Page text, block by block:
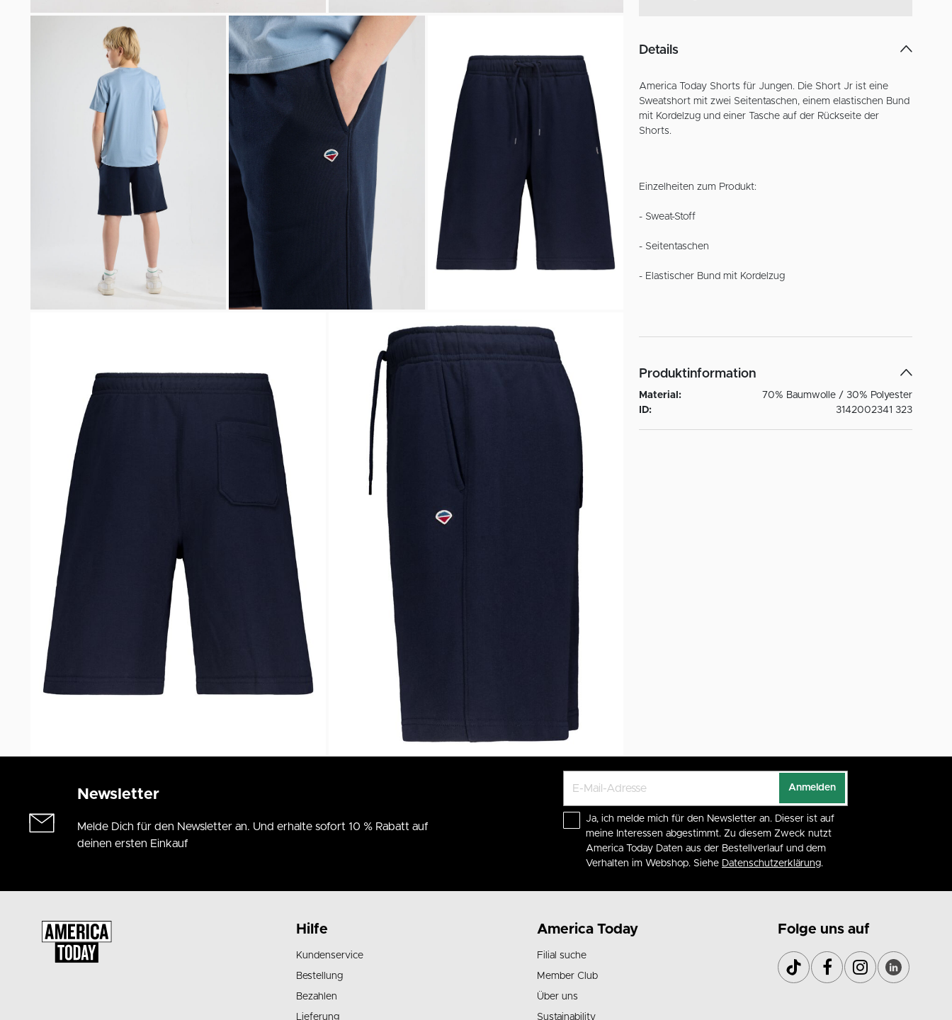
Details
America Today Shorts für Jungen. Die Short Jr ist eine
Sweatshort mit zwei Seitentaschen, einem elastischen Bund
mit Kordelzug und einer Tasche auf der Rückseite der
Shorts.
Einzelheiten zum Produkt:
- Sweat-Stoff
- Seitentaschen
- Elastischer Bund mit Kordelzug
Produktinformation
Material:
70% Baumwolle / 30% Polyester
ID:
3142002341 323
Newsletter
Melde Dich für den Newsletter an. Und erhalte sofort 10 % Rabatt auf
deinen ersten Einkauf
Anmelden
Ja, ich melde mich für den Newsletter an. Dieser ist auf
meine Interessen abgestimmt. Zu diesem Zweck nutzt
America Today Daten aus der Bestellverlauf und dem
Verhalten im Webshop. Siehe Datenschutzerklärung.
Hilfe
Kundenservice
Bestellung
Bezahlen
Lieferung
America Today
Filial suche
Member Club
Über uns
Sustainability
Folge uns auf